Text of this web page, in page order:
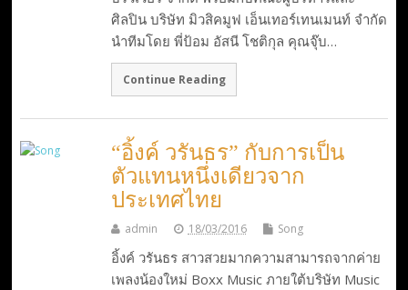
ศิลปิน บริษัท มิวสิคมูฟ เอ็นเทอร์เทนเมนท์ จำกัด
นำทีมโดย พี่ป้อม อัสนี โชติกุล คุณจุ๊บ…
Continue Reading
“อิ้งค์ วรันธร” กับการเป็น
ตัวแทนหนึ่งเดียวจาก
ประเทศไทย
admin 18/03/2016 Song
อิ้งค์ วรันธร สาวสวยมากความสามารถจากค่าย
เพลงน้องใหม่ Boxx Music ภายใต้บริษัท Music